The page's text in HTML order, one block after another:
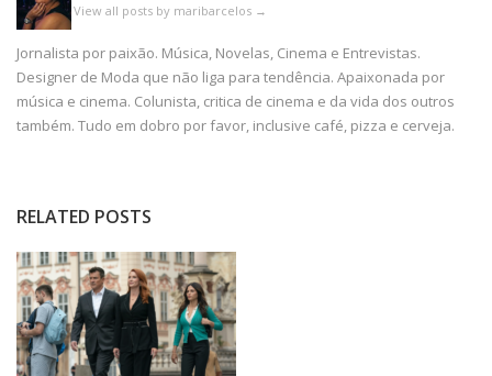
View all posts by maribarcelos →
Jornalista por paixão. Música, Novelas, Cinema e Entrevistas.
Designer de Moda que não liga para tendência. Apaixonada por
música e cinema. Colunista, critica de cinema e da vida dos outros
também. Tudo em dobro por favor, inclusive café, pizza e cerveja.
RELATED POSTS